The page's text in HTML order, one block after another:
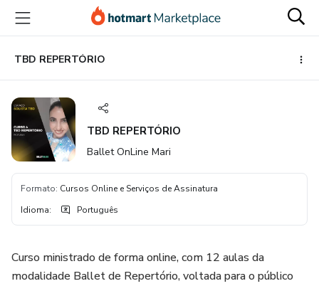
para
conteúdo
principal
para
pagamento
para
rodapé
TBD REPERTÓRIO
TBD REPERTÓRIO
Ballet OnLine Mari
Formato: Cursos Online e Serviços de Assinatura
Idioma: Português
Curso ministrado de forma online, com 12 aulas da
modalidade Ballet de Repertório, voltada para o público